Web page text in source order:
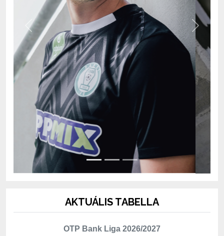
Previous Next
OTP Bank Liga 2026/2027
Csapat